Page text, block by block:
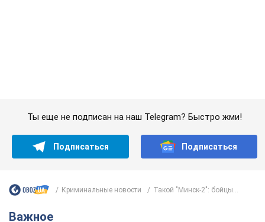
создали азиатский аналог НАТО: что известно
Договор предусматривает взаимную поддержку в случае